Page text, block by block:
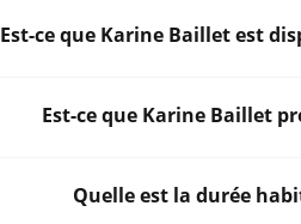
Est-ce que Karine Baillet est
Est-ce que Karine Baillet
Quelle est la durée